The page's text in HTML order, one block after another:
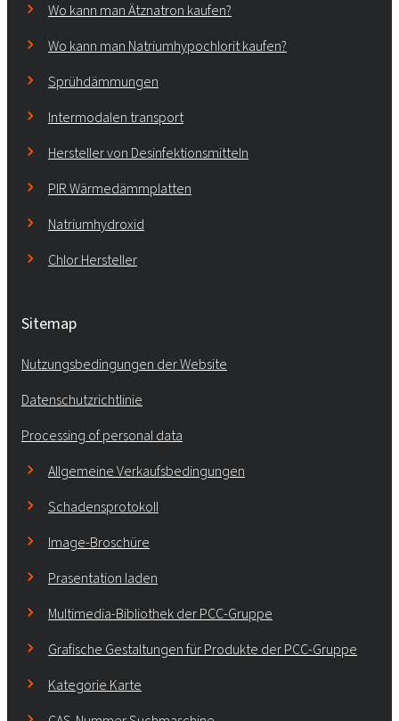
Wo kann man Ätznatron kaufen?
Wo kann man Natriumhypochlorit kaufen?
Sprühdämmungen
Intermodalen transport
Hersteller von Desinfektionsmitteln
PIR Wärmedämmplatten
Natriumhydroxid
Chlor Hersteller
Sitemap
Nutzungsbedingungen der Website
Datenschutzrichtlinie
Processing of personal data
Allgemeine Verkaufsbedingungen
Schadensprotokoll
Image-Broschüre
Prasentation laden
Multimedia-Bibliothek der PCC-Gruppe
Grafische Gestaltungen für Produkte der PCC-Gruppe
Kategorie Karte